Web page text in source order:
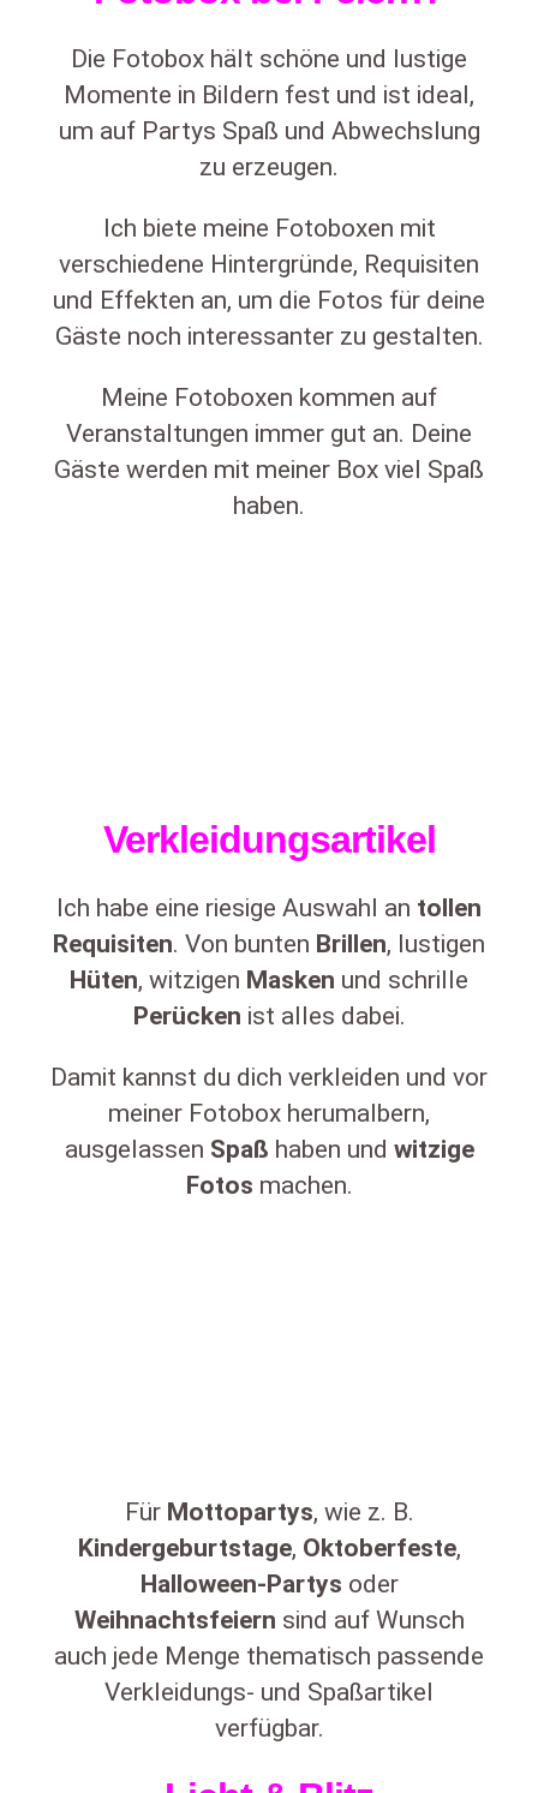
Die Fotobox hält schöne und lustige
Momente in Bildern fest und ist ideal,
um auf Partys Spaß und Abwechslung
zu erzeugen.
Ich biete meine Fotoboxen mit
verschiedene Hintergründe, Requisiten
und Effekten an, um die Fotos für deine
Gäste noch interessanter zu gestalten.
Meine Fotoboxen kommen auf
Veranstaltungen immer gut an. Deine
Gäste werden mit meiner Box viel Spaß
haben.
Verkleidungsartikel
Ich habe eine riesige Auswahl an tollen
Requisiten. Von bunten Brillen, lustigen
Hüten, witzigen Masken und schrille
Perücken ist alles dabei.
Damit kannst du dich verkleiden und vor
meiner Fotobox herumalbern,
ausgelassen Spaß haben und witzige
Fotos machen.
Für Mottopartys, wie z. B.
Kindergeburtstage, Oktoberfeste,
Halloween-Partys oder
Weihnachtsfeiern sind auf Wunsch
auch jede Menge thematisch passende
Verkleidungs- und Spaßartikel
verfügbar.